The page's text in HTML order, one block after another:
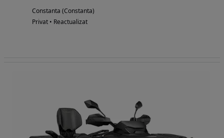
Constanta (Constanta)
Privat • Reactualizat